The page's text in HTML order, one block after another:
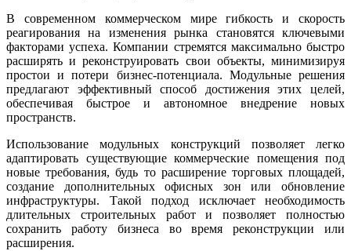
В современном коммерческом мире гибкость и скорость
реагирования на изменения рынка становятся ключевыми
факторами успеха. Компании стремятся максимально быстро
расширять и реконструировать свои объекты, минимизируя
простои и потери бизнес-потенциала. Модульные решения
предлагают эффективный способ достижения этих целей,
обеспечивая быстрое и автономное внедрение новых
пространств.
Использование модульных конструкций позволяет легко
адаптировать существующие коммерческие помещения под
новые требования, будь то расширение торговых площадей,
создание дополнительных офисных зон или обновление
инфраструктуры. Такой подход исключает необходимость
длительных строительных работ и позволяет полностью
сохранить работу бизнеса во время реконструкции или
расширения.